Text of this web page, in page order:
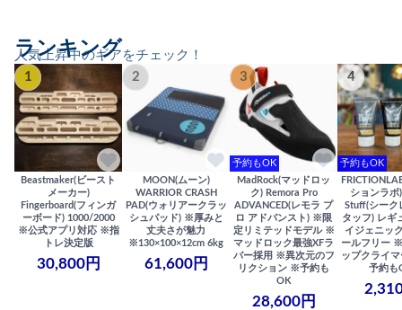
人気上昇中のギアをチェック！
ランキング
1
Beastmaker(ビースト
メーカー)
Fingerboard(フィンガ
ーボード) 1000/2000
※公式アプリ対応 ※指
トレ決定版
30,800円
2
MOON(ムーン)
WARRIOR CRASH
PAD(ウォリアークラッ
シュパッド) ※厚みと
丈夫さが魅力
※130×100×12cm 6kg
61,600円
3
予約もOK
MadRock(マッドロッ
ク) Remora Pro
ADVANCED(レモラ プ
ロ アドバンスト) ※限
定リミテッドモデル ※
マッドロック最強XFラ
バー採用 ※異次元のフ
リクション ※予約も
OK
28,600円
4
予約もOK
ションラボ
Stuff(シーク
タッフ) レギ
イジェニッ
ールフリー
ップクライ
予約も